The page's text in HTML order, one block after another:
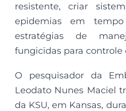
resistente, criar
epidemias em
estratégias de
fungicidas para controle
O pesquisador da
Leodato Nunes Maciel
da KSU, em Kansas,